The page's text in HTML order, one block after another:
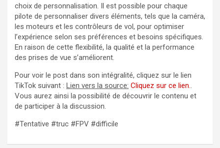
choix de personnalisation. Il est possible pour chaque
pilote de personnaliser divers éléments, tels que la caméra,
les moteurs et les contrôleurs de vol, pour optimiser
l’expérience selon ses préférences et besoins spécifiques.
En raison de cette flexibilité, la qualité et la performance
des prises de vue s’améliorent.
Pour voir le post dans son intégralité, cliquez sur le lien
TikTok suivant : Lien vers la source: Cliquez sur ce lien..
Vous aurez ainsi la possibilité de découvrir le contenu et
de participer à la discussion.
#Tentative #truc #FPV #difficile